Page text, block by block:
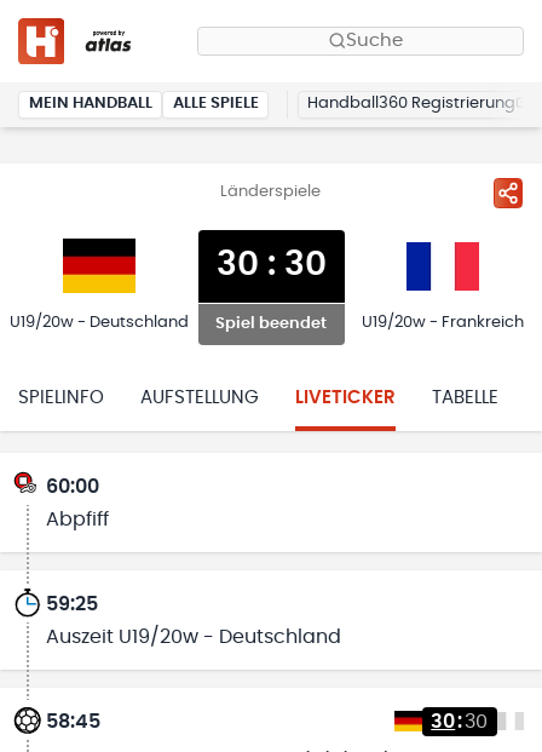
Suche
MEIN HANDBALL ALLE SPIELE Handball360 Registrierung
Länderspiele
U19/20w - Deutschland
30 : 30
Spiel beendet U19/20w - Frankreich
SPIELINFO AUFSTELLUNG LIVETICKER TABELLE
60:00
Abpfiff
59:25
Auszeit U19/20w - Deutschland
58:45 30:30